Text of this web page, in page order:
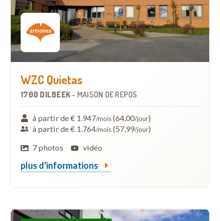
WZC Quietas
1700 DILBEEK- MAISON DE REPOS
à partir de € 1.947/mois(64,00/jour)
à partir de € 1.764/mois(57,99/jour)
7 photos
vidéo
plus d'informations